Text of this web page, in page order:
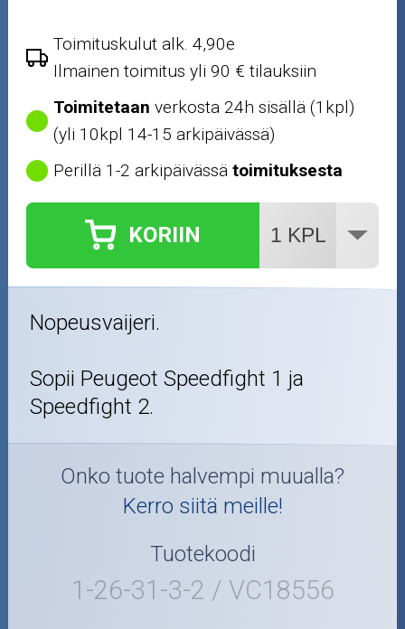
Toimituskulut alk. 4,90e
Ilmainen toimitus yli 90 € tilauksiin
Toimitetaan verkosta 24h sisällä (1kpl)
(yli 10kpl 14-15 arkipäivässä)
Perillä 1-2 arkipäivässätoimituksesta
KORIIN
Nopeusvaijeri.
Sopii Peugeot Speedfight 1 ja
Speedfight 2.
Onko tuote halvempi muualla?
Kerro siitä meille!
Tuotekoodi
1-26-31-3-2 / VC18556